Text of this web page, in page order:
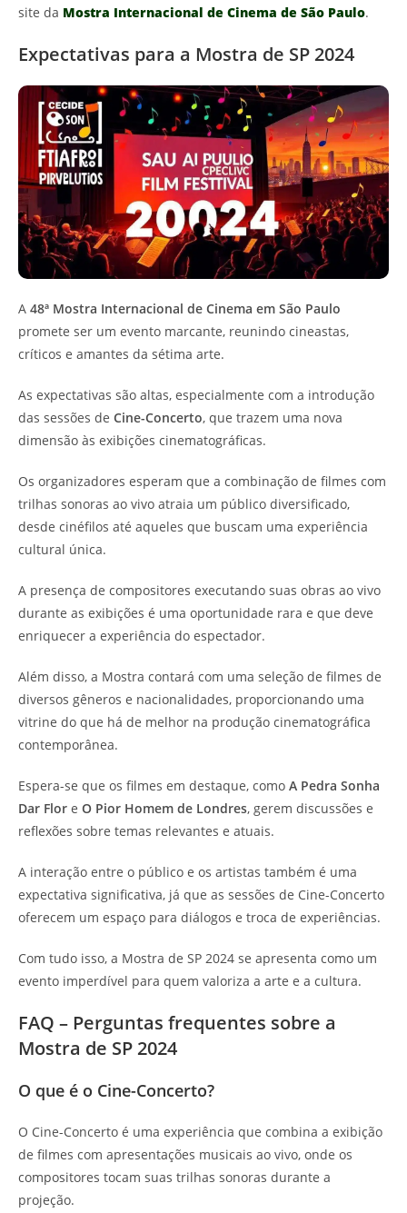
site da Mostra Internacional de Cinema de São Paulo.
Expectativas para a Mostra de SP 2024
A 48ª Mostra Internacional de Cinema em São Paulo
promete ser um evento marcante, reunindo cineastas,
críticos e amantes da sétima arte.
As expectativas são altas, especialmente com a introdução
das sessões de Cine-Concerto, que trazem uma nova
dimensão às exibições cinematográficas.
Os organizadores esperam que a combinação de filmes com
trilhas sonoras ao vivo atraia um público diversificado,
desde cinéfilos até aqueles que buscam uma experiência
cultural única.
A presença de compositores executando suas obras ao vivo
durante as exibições é uma oportunidade rara e que deve
enriquecer a experiência do espectador.
Além disso, a Mostra contará com uma seleção de filmes de
diversos gêneros e nacionalidades, proporcionando uma
vitrine do que há de melhor na produção cinematográfica
contemporânea.
Espera-se que os filmes em destaque, como A Pedra Sonha
Dar Flor e O Pior Homem de Londres, gerem discussões e
reflexões sobre temas relevantes e atuais.
A interação entre o público e os artistas também é uma
expectativa significativa, já que as sessões de Cine-Concerto
oferecem um espaço para diálogos e troca de experiências.
Com tudo isso, a Mostra de SP 2024 se apresenta como um
evento imperdível para quem valoriza a arte e a cultura.
FAQ – Perguntas frequentes sobre a
Mostra de SP 2024
O que é o Cine-Concerto?
O Cine-Concerto é uma experiência que combina a exibição
de filmes com apresentações musicais ao vivo, onde os
compositores tocam suas trilhas sonoras durante a
projeção.